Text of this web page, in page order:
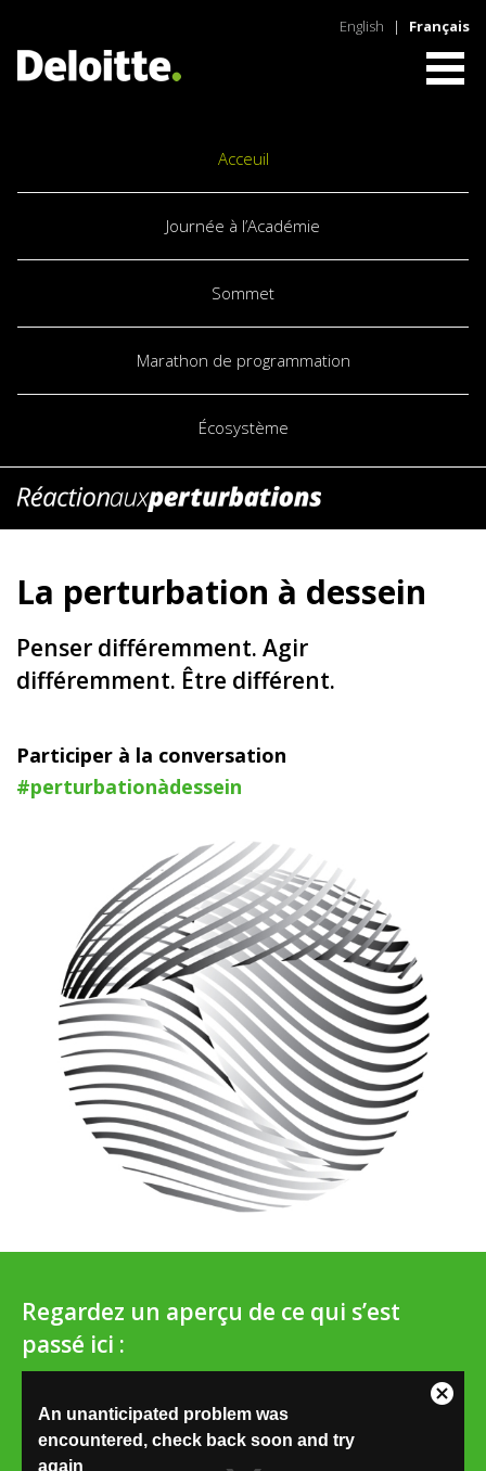
Français
|
English
Acceuil
Journée à l’Académie
Sommet
Marathon de programmation
Écosystème
La perturbation à dessein
Penser différemment. Agir
différemment. Être différent.
Participer à la conversation
#perturbationàdessein
Regardez un aperçu de ce qui s’est
passé ici :